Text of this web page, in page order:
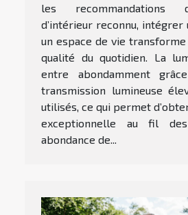
les recommandations
d’intérieur reconnu, intégrer
un espace de vie
qualité du quotidien. La
entre abondamment
transmission lumineuse
utilisés, ce qui permet
exceptionnelle au fil
abondance de...